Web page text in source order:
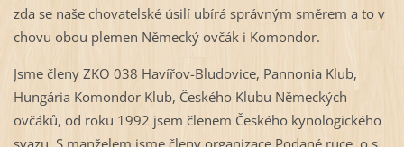
zda se naše chovatelské úsilí ubírá správným směrem a to v
chovu obou plemen Německý ovčák i Komondor.
Jsme členy ZKO 038 Havířov-Bludovice, Pannonia Klub,
Hungária Komondor Klub, Českého Klubu Německých
ovčáků, od roku 1992 jsem členem Českého kynologického
svazu. S manželem jsme členy organizace Podané ruce, o.s.